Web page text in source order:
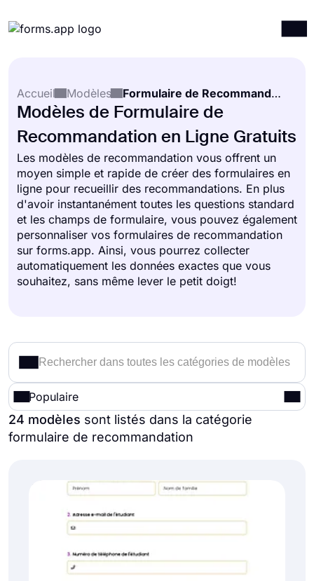
Intégrations
Ressources
Tarification
Accueil
Modèles Formulaire de Recommandation
Modèles de Formulaire de
Recommandation en Ligne Gratuits
Les modèles de recommandation vous offrent un
moyen simple et rapide de créer des formulaires en
ligne pour recueillir des recommandations. En plus
d'avoir instantanément toutes les questions standard
et les champs de formulaire, vous pouvez également
personnaliser vos formulaires de recommandation
sur forms.app. Ainsi, vous pourrez collecter
automatiquement les données exactes que vous
souhaitez, sans même lever le petit doigt!
Populaire
24 modèles sont listés dans la catégorie
formulaire de recommandation